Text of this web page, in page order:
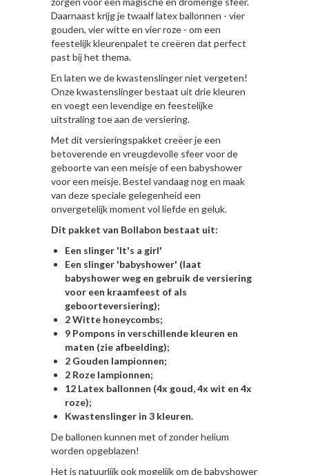
Daarnaast krijg je twaalf latex ballonnen - vier
gouden, vier witte en vier roze - om een
feestelijk kleurenpalet te creëren dat perfect
past bij het thema.
En laten we de kwastenslinger niet vergeten!
Onze kwastenslinger bestaat uit drie kleuren
en voegt een levendige en feestelijke
uitstraling toe aan de versiering.
Met dit versieringspakket creëer je een
betoverende en vreugdevolle sfeer voor de
geboorte van een meisje of een babyshower
voor een meisje. Bestel vandaag nog en maak
van deze speciale gelegenheid een
onvergetelijk moment vol liefde en geluk.
Dit pakket van Bollabon bestaat uit:
Een slinger 'It's a girl'
Een slinger 'babyshower' (laat
babyshower weg en gebruik de versiering
voor een kraamfeest of als
geboorteversiering);
2 Witte honeycombs;
9 Pompons in verschillende kleuren en
maten (zie afbeelding);
2 Gouden lampionnen;
2 Roze lampionnen;
12 Latex ballonnen (4x goud, 4x wit en 4x
roze);
Kwastenslinger in 3 kleuren.
De ballonen kunnen met of zonder helium
worden opgeblazen!
Het is natuurlijk ook mogelijk om debabyshower